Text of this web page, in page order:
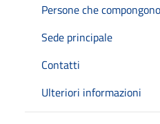
Persone che
Sede principale
Contatti
Ulteriori informazioni